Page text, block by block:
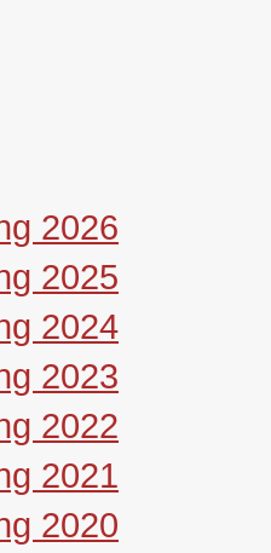
2026
2025
2024
2023
2022
2021
2020